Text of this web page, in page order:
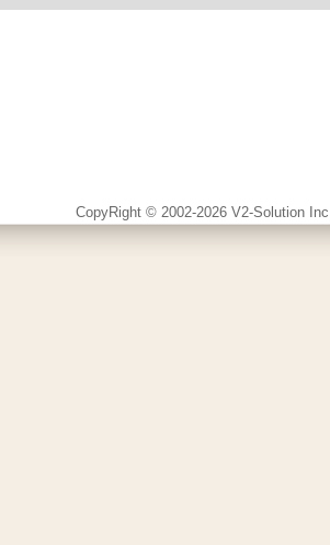
CopyRight © 2002-2026 V2-Solution